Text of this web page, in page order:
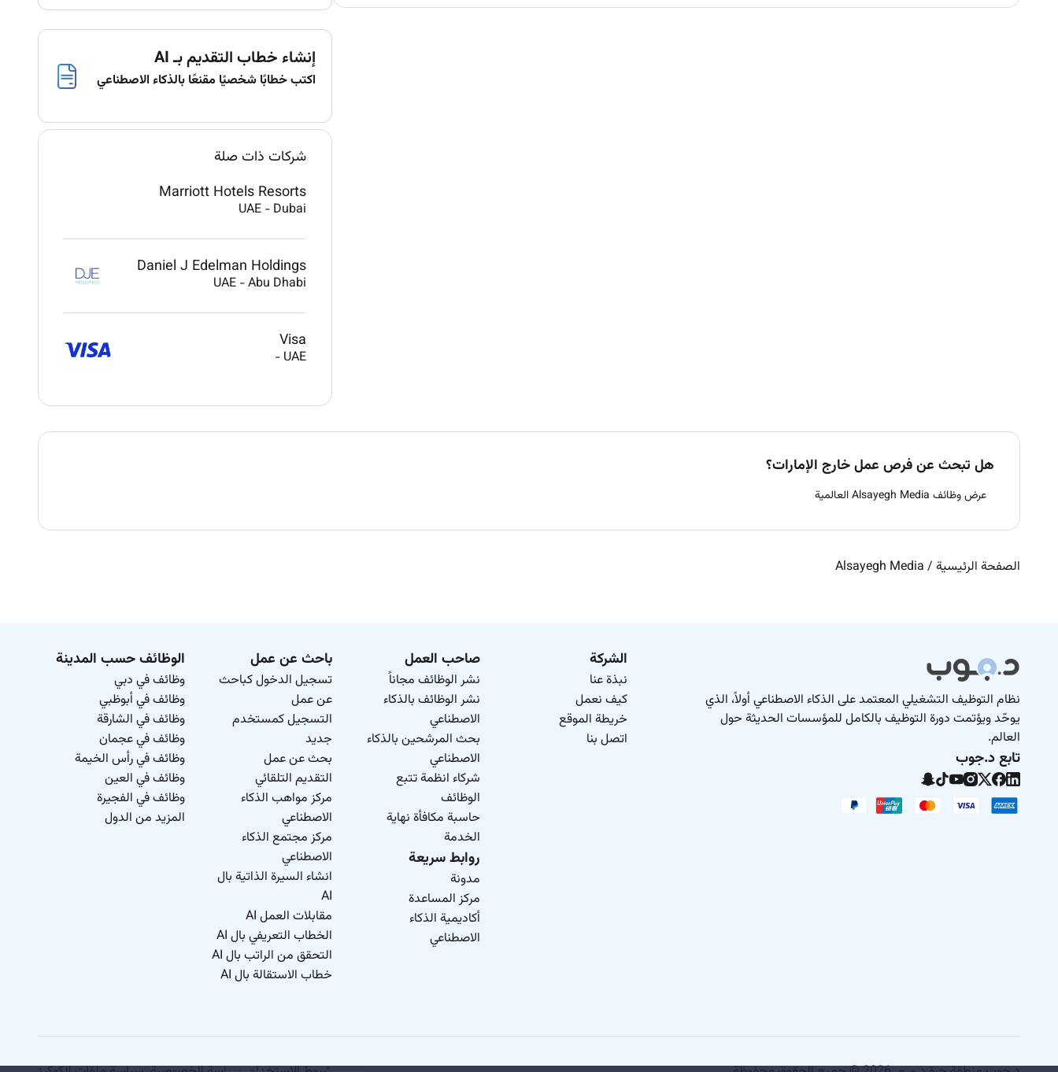
إنشاء خطاب التقديم بـ AI
اكتب خطابًا شخصيًا مقنعًا بالذكاء الاصطناعي
شركات ذات صلة
Marriott Hotels Resorts
UAE - Dubai
Daniel J Edelman Holdings
UAE -Abu Dhabi
Visa
UAE
-
هل تبحث عن فرص عمل خارج الإمارات؟
عرض وظائف Alsayegh Media العالمية
الصفحة الرئيسية /
Alsayegh Media
نظام التوظيف التشغيلي المعتمد على الذكاء الاصطناعي أولاً، الذي
يوحّد ويؤتمت دورة التوظيف بالكامل للمؤسسات الحديثة حول
العالم.
تابع د.جوب
الشركة
نبذة عنا
كيف نعمل
خريطة الموقع
اتصل بنا
صاحب العمل
نشر الوظائف مجاناً
نشر الوظائف بالذكاء
الاصطناعي
بحث المرشحين بالذكاء
الاصطناعي
شركاء انظمة تتبع
الوظائف
حاسبة مكافأة نهاية
الخدمة
روابط سريعة
مدونة
مركز المساعدة
أكاديمية الذكاء
الاصطناعي
باحث عن عمل
تسجيل الدخول كباحث
عن عمل
التسجيل كمستخدم
جديد
بحث عن عمل
التقديم التلقائي
مركز مواهب الذكاء
الاصطناعي
مركز مجتمع الذكاء
الاصطناعي
انشاء السيرة الذاتية بال
AI
مقابلات العمل AI
الخطاب التعريفي بال AI
التحقق من الراتب بال AI
خطاب الاستقالة بال AI
الوظائف حسب المدينة
وظائف في دبي
وظائف في أبوظبي
وظائف في الشارقة
وظائف في عجمان
وظائف في رأس الخيمة
وظائف في العين
وظائف في الفجيرة
المزيد من الدول